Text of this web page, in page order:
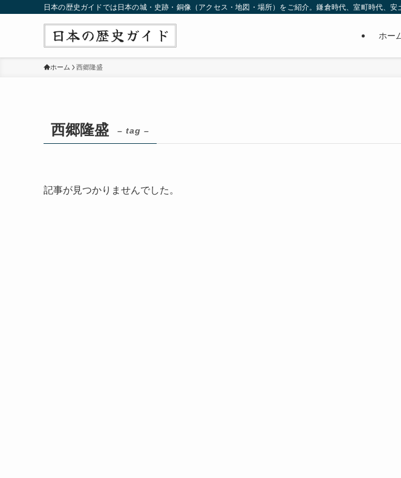
日本の歴史ガイドでは日本の城・史跡・銅像（アクセス・地図・場所）をご紹介。鎌倉時代、室町時代、
ホー
ホーム 西郷隆盛
西郷隆盛 – tag –
記事が見つかりませんでした。